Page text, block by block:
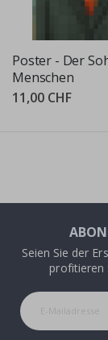
Poster - Der
Menschen
11,00 CHF
Seien Sie der
profitieren